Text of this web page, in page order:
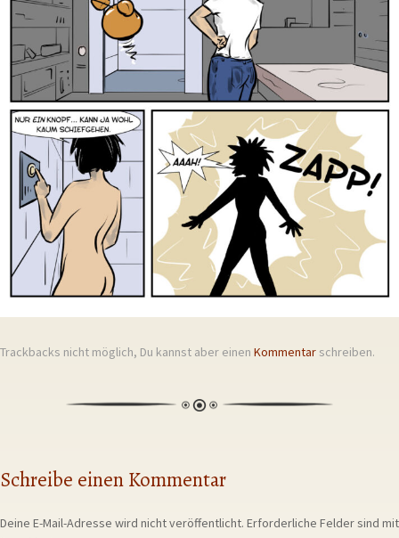
Trackbacks nicht möglich, Du kannst aber einen Kommentar schreiben.
Schreibe einen Kommentar
Deine E-Mail-Adresse wird nicht veröffentlicht. Erforderliche Felder sind mit